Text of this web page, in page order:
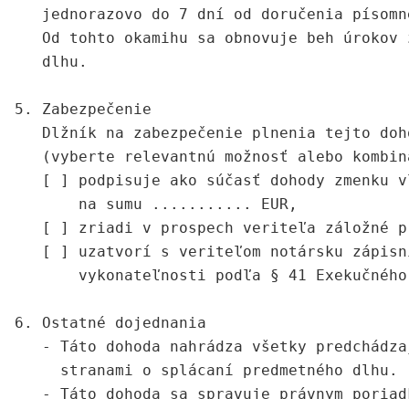
jednorazovo do 7 dní od doručenia
Od tohto okamihu sa obnovuje beh úrokov
   dlhu.
5. Zabezpečenie
Dlžník na zabezpečenie plnenia tejto
(vyberte relevantnú možnosť alebo
[ ] podpisuje ako súčasť dohody zmenku
       na sumu ........... EUR,
[ ] zriadi v prospech veriteľa záložné
[ ] uzatvorí s veriteľom notársku
vykonateľnosti podľa § 41
6. Ostatné dojednania
- Táto dohoda nahrádza všetky
     stranami o splácaní predmetného dlhu.
- Táto dohoda sa spravuje právnym